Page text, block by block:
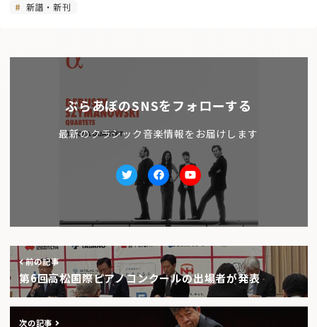
新譜・新刊
ぶらあぼのSNSをフォローする
最新のクラシック音楽情報をお届けします
TwitterfacebookYoutube
前の記事
第6回高松国際ピアノコンクールの出場者が発表
次の記事